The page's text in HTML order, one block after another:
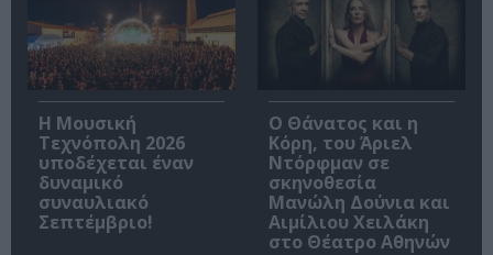
Η Μουσική
Τεχνόπολη 2026
υποδέχεται έναν
δυναμικό
συναυλιακό
Σεπτέμβριο!
Ο Θάνατος και η
Κόρη, του Άριελ
Ντόρφμαν σε
σκηνοθεσία
Μανώλη Δούνια και
Αιμίλιου Χειλάκη
στο Θέατρο Αθηνών